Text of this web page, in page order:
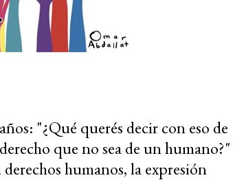
"¿Qué querés decir con eso de
que no sea de un humano?"
humanos, la expresión